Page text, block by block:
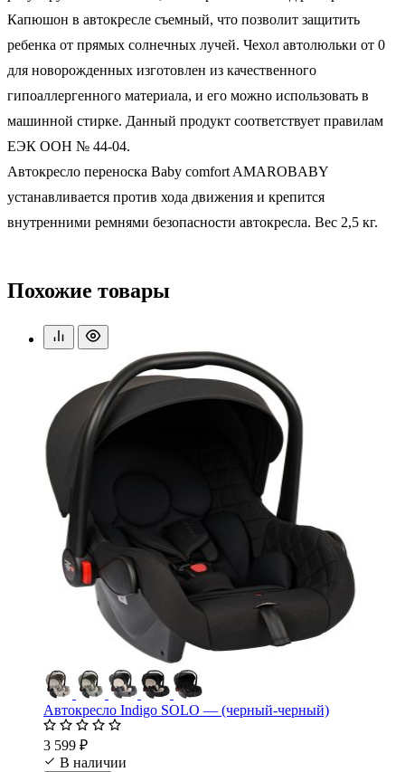
Капюшон в автокресле съемный, что позволит защитить
ребенка от прямых солнечных лучей. Чехол автолюльки от 0
для новорожденных изготовлен из качественного
гипоаллергенного материала, и его можно использовать в
машинной стирке. Данный продукт соответствует правилам
ЕЭК ООН № 44-04.
Автокресло переноска Baby comfort AMAROBABY
устанавливается против хода движения и крепится
внутренними ремнями безопасности автокресла. Вес 2,5 кг.
Похожие товары
Автокресло Indigo SOLO — (черный-черный)
3 599 ₽
В наличии